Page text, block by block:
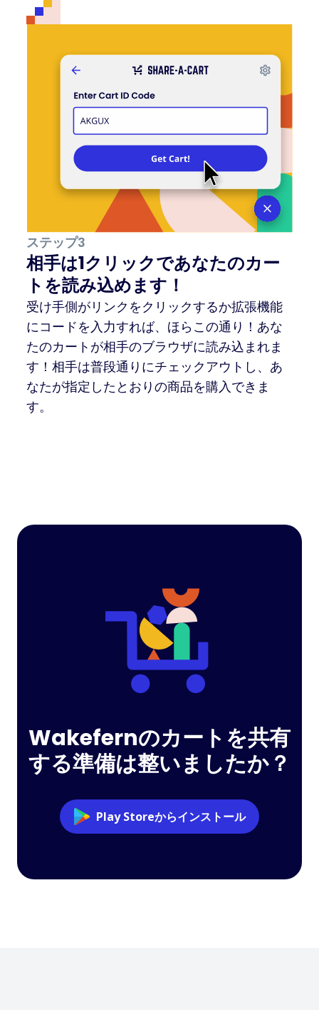
ステップ3
相手は1クリックであなたのカー
トを読み込めます！
受け手側がリンクをクリックするか拡張機能
にコードを入力すれば、ほらこの通り！あな
たのカートが相手のブラウザに読み込まれま
す！相手は普段通りにチェックアウトし、あ
なたが指定したとおりの商品を購入できま
す。
Wakefernのカートを共有
する準備は整いましたか？
Play Storeからインストール